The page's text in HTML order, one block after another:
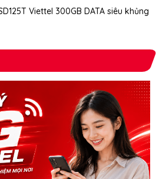
Viettel 300GB DATA siêu khủng